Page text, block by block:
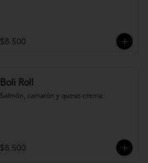
$8.500
Boli Roll
Salmón, camarón y queso crema.
$8.500